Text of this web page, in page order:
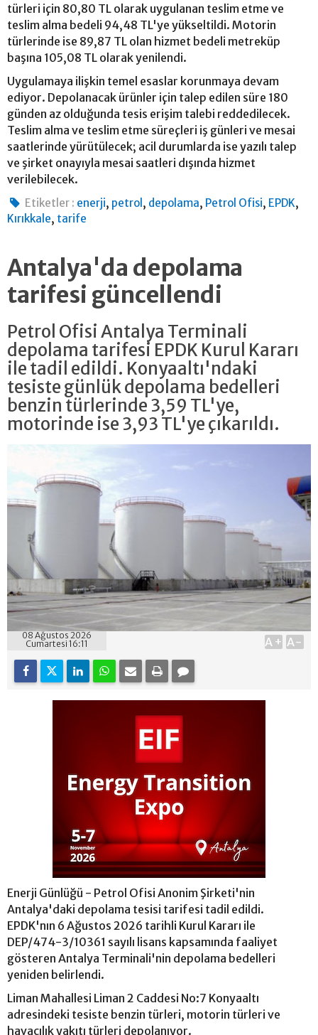
türleri için 80,80 TL olarak uygulanan teslim etme ve
teslim alma bedeli 94,48 TL'ye yükseltildi. Motorin
türlerinde ise 89,87 TL olan hizmet bedeli metreküp
başına 105,08 TL olarak yenilendi.
Uygulamaya ilişkin temel esaslar korunmaya devam
ediyor. Depolanacak ürünler için talep edilen süre 180
günden az olduğunda tesis erişim talebi reddedilecek.
Teslim alma ve teslim etme süreçleri iş günleri ve mesai
saatlerinde yürütülecek; acil durumlarda ise yazılı talep
ve şirket onayıyla mesai saatleri dışında hizmet
verilebilecek.
Etiketler : enerji, petrol , depolama, Petrol Ofisi, EPDK,
Kırıkkale, tarife
Antalya'da depolama
tarifesi güncellendi
Petrol Ofisi Antalya Terminali
depolama tarifesi EPDK Kurul Kararı
ile tadil edildi. Konyaaltı'ndaki
tesiste günlük depolama bedelleri
benzin türlerinde 3,59 TL'ye,
motorinde ise 3,93 TL'ye çıkarıldı.
08 Ağustos 2026
Cumartesi 16:11
A+ A-
Enerji Günlüğü - Petrol Ofisi Anonim Şirketi'nin
Antalya'daki depolama tesisi tarifesi tadil edildi.
EPDK'nın 6 Ağustos 2026 tarihli Kurul Kararı ile
DEP/474-3/10361 sayılı lisans kapsamında faaliyet
gösteren Antalya Terminali'nin depolama bedelleri
yeniden belirlendi.
Liman Mahallesi Liman 2 Caddesi No:7 Konyaaltı
adresindeki tesiste benzin türleri, motorin türleri ve
havacılık yakıtı türleri depolanıyor.